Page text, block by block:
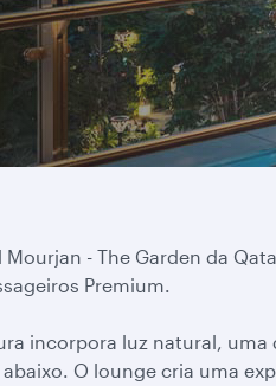
Mourjan - The Garden da
Premium.
incorpora luz natural,
O lounge cria uma